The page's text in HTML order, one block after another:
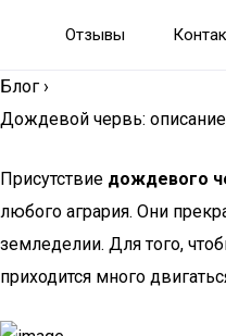
Отзывы
Блог ›
Дождевой червь:
Присутствие дождевого
любого агрария. Они
земледелии. Для того,
приходится много